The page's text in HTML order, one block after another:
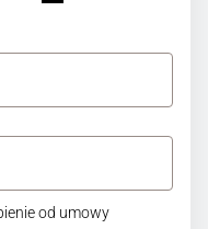
od umowy